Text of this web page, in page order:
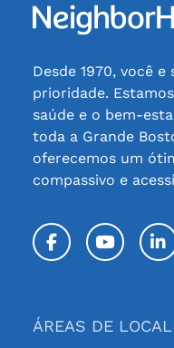
Desde 1970, você
prioridade.
saúde e o bem-
toda a Grande
oferecemos um
compassivo e
Facebook
ÁREAS DE